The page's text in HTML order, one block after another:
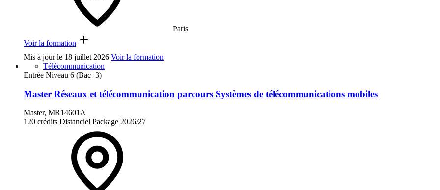
Paris
Voir la formation
Mis à jour le 18 juillet 2026 Voir la formation
Télécommunication
Entrée Niveau 6 (Bac+3)
Master Réseaux et télécommunication parcours Systèmes de télécommunications mobiles
Master, MR14601A
120 crédits Distanciel Package 2026/27